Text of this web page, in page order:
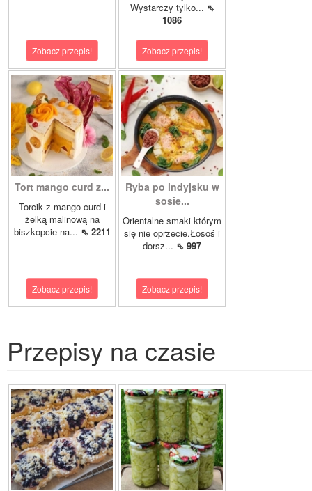
Zobacz przepis!
Wystarczy tylko... ⇖
1086
Zobacz przepis!
Tort mango curd z...
Torcik z mango curd i
żelką malinową na
biszkopcie na... ⇖ 2211
Zobacz przepis!
Ryba po indyjsku w
sosie...
Orientalne smaki którym
się nie oprzecie.Łosoś i
dorsz... ⇖ 997
Zobacz przepis!
Przepisy na czasie